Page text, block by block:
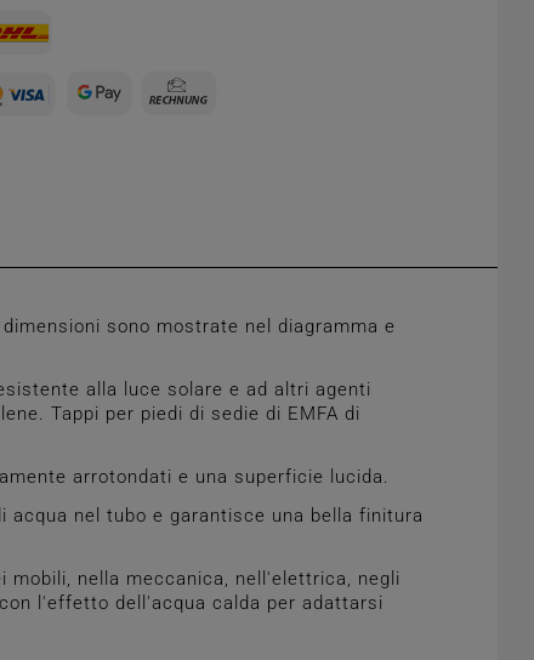
sono mostrate nel diagramma e
alla luce solare e ad altri agenti
Tappi per piedi di sedie di EMFA di
arrotondati e una superficie lucida.
nel tubo e garantisce una bella finitura
mobili, nella meccanica, nell'elettrica, negli
l'effetto dell'acqua calda per adattarsi